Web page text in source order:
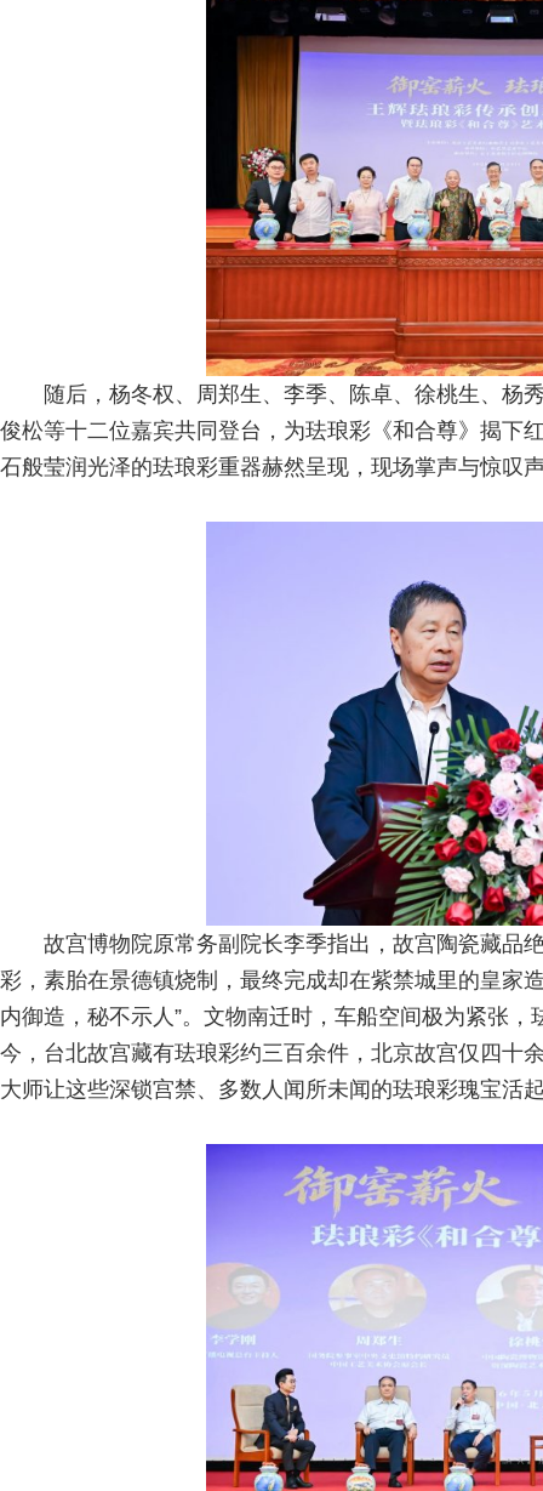
随后，杨冬权、周郑生、李季、陈卓、徐桃生、杨
俊松等十二位嘉宾共同登台，为珐琅彩《和合尊》揭下
石般莹润光泽的珐琅彩重器赫然呈现，现场掌声与惊叹
故宫博物院原常务副院长李季指出，故宫陶瓷藏品
彩，素胎在景德镇烧制，最终完成却在紫禁城里的皇家
内御造，秘不示人”。文物南迁时，车船空间极为紧张
今，台北故宫藏有珐琅彩约三百余件，北京故宫仅四十
大师让这些深锁宫禁、多数人闻所未闻的珐琅彩瑰宝活